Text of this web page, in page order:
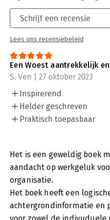
Schrijf een recensie
Lees ons recensiebeleid
Een Woest aantrekkelijk
S. Ven | 27 oktober 2023
Inspirerend
Helder geschreven
Praktisch toepasbaar
Het is een geweldig boek
aandacht op werkgeluk
organisatie.
Het boek heeft een
achtergrondinformatie en